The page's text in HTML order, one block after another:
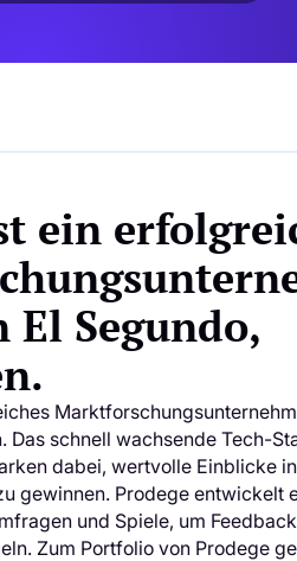
ein
Segundo,
Das schnell wachsende Tech-
dabei, wertvolle Einblicke
gewinnen. Prodege entwickelt
und Spiele, um
Zum Portfolio von Prodege